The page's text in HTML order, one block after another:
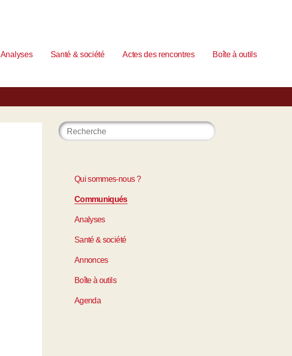
Analyses Santé & société Actes des rencontres
Boîte à outils
Qui sommes-nous ?
Communiqués
Analyses
Santé & société
Annonces
Boîte à outils
Agenda